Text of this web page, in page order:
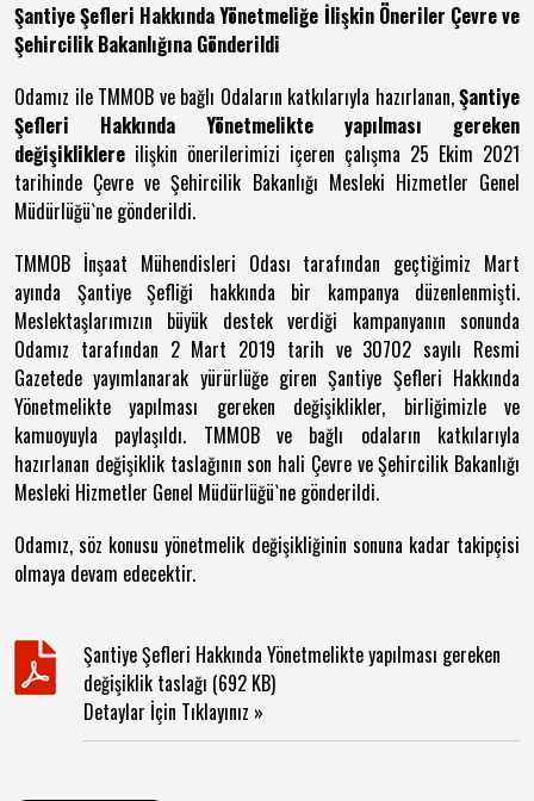
Şantiye Şefleri Hakkında Yönetmeliğe İlişkin Öneriler Çevre ve
Şehircilik Bakanlığına Gönderildi
Odamız ile TMMOB ve bağlı Odaların katkılarıyla hazırlanan,Şantiye
Şefleri Hakkında Yönetmelikte yapılması gereken
değişikliklere ilişkin önerilerimizi içeren çalışma 25 Ekim 2021
tarihinde Çevre ve Şehircilik Bakanlığı Mesleki Hizmetler Genel
Müdürlüğü`ne gönderildi.
TMMOB İnşaat Mühendisleri Odası tarafından geçtiğimiz Mart
ayında Şantiye Şefliği hakkında bir kampanya düzenlenmişti.
Meslektaşlarımızın büyük destek verdiği kampanyanın sonunda
Odamız tarafından 2 Mart 2019 tarih ve 30702 sayılı Resmi
Gazetede yayımlanarak yürürlüğe giren Şantiye Şefleri Hakkında
Yönetmelikte yapılması gereken değişiklikler, birliğimizle ve
kamuoyuyla paylaşıldı. TMMOB ve bağlı odaların katkılarıyla
hazırlanan değişiklik taslağının son hali Çevre ve Şehircilik Bakanlığı
Mesleki Hizmetler Genel Müdürlüğü`ne gönderildi.
Odamız, söz konusu yönetmelik değişikliğinin sonuna kadar takipçisi
olmaya devam edecektir.
Şantiye Şefleri Hakkında Yönetmelikte yapılması gereken
değişiklik taslağı (692 KB)
Detaylar İçin Tıklayınız »